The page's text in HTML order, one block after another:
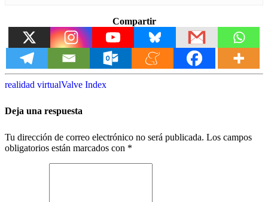
Compartir
realidad virtualValve Index
Deja una respuesta
Tu dirección de correo electrónico no será publicada. Los campos
obligatorios están marcados con *